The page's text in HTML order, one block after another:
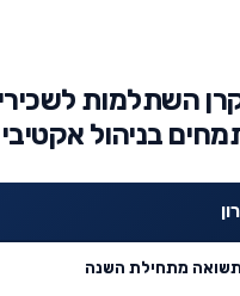
השתלמות
בניהול אקטיבי
תשואה מתחילת השנה